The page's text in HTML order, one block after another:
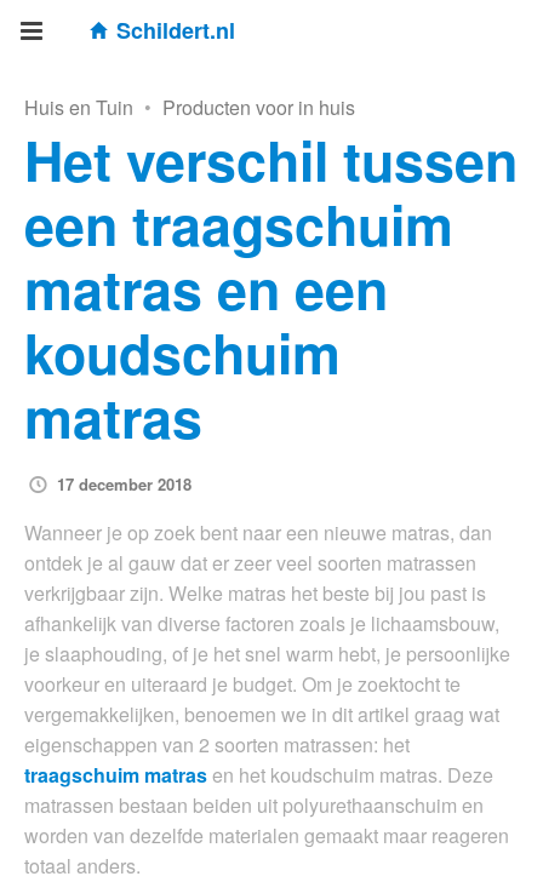
Schildert.nl
Huis en Tuin • Producten voor in huis
Het verschil tussen
een traagschuim
matras en een
koudschuim
matras
17 december 2018
Wanneer je op zoek bent naar een nieuwe matras, dan
ontdek je al gauw dat er zeer veel soorten matrassen
verkrijgbaar zijn. Welke matras het beste bij jou past is
afhankelijk van diverse factoren zoals je lichaamsbouw,
je slaaphouding, of je het snel warm hebt, je persoonlijke
voorkeur en uiteraard je budget. Om je zoektocht te
vergemakkelijken, benoemen we in dit artikel graag wat
eigenschappen van 2 soorten matrassen: het
traagschuim matrasen het koudschuim matras. Deze
matrassen bestaan beiden uit polyurethaanschuim en
worden van dezelfde materialen gemaakt maar reageren
totaal anders.